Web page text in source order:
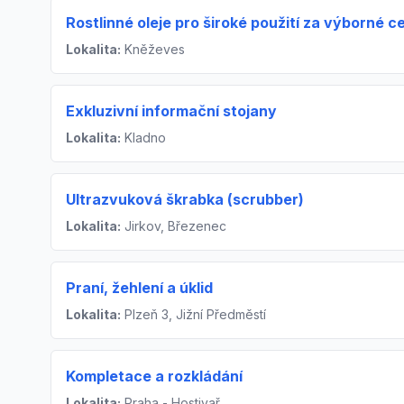
Rostlinné oleje pro široké použití za výborné
Lokalita: Kněževes
Exkluzivní informační stojany
Lokalita: Kladno
Ultrazvuková škrabka (scrubber)
Lokalita: Jirkov, Březenec
Praní, žehlení a úklid
Lokalita: Plzeň 3, Jižní Předměstí
Kompletace a rozkládání